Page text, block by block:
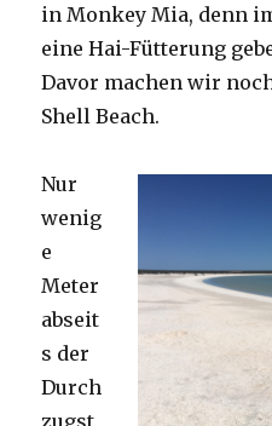
in Monkey Mia, denn
eine Hai-Fütterung
Davor machen wir
Shell Beach.
Nur
wenig
e
Meter
abseit
s der
Durch
zugst